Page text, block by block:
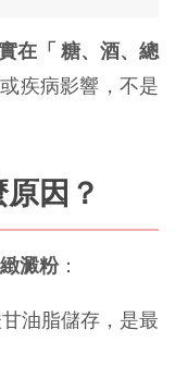
在「 糖、酒、總
疾病影響，不是
因？
澱粉：
油脂儲存，是最